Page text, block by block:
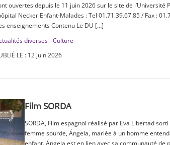
ouvertes depuis le 11 juin 2026 sur le site de l’Université
Necker Enfant-Malades : Tel 01.71.39.67.85 / Fax :
enseignements Contenu Le DU […]
diverses - Culture
LE : 12 juin 2026
Film SORDA
SORDA, Film espagnol réalisé par Eva Libertad
femme sourde, Ángela, mariée à un homme
enfant. Ángela est en lien avec sa communauté de